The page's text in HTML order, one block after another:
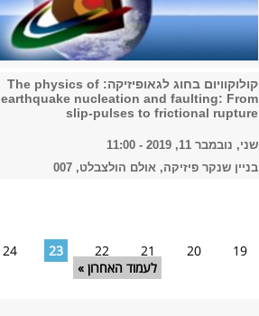
קולוקוויום בחוג לגאופיזיקה: The physics of
earthquake nucleation and faulting: From
slip-pulses to frictional rupture
שני, נובמבר 11, 2019 - 11:00
בניין שנקר פיזיקה, אולם הולצבלט, 007
19
20
21
22
23
24
לעמוד האחרון »